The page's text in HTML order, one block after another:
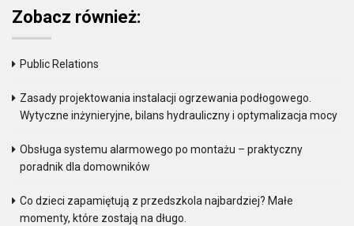
Zobacz również:
Public Relations
Zasady projektowania instalacji ogrzewania podłogowego.
Wytyczne inżynieryjne, bilans hydrauliczny i optymalizacja mocy
Obsługa systemu alarmowego po montażu – praktyczny
poradnik dla domowników
Co dzieci zapamiętują z przedszkola najbardziej? Małe
momenty, które zostają na długo.